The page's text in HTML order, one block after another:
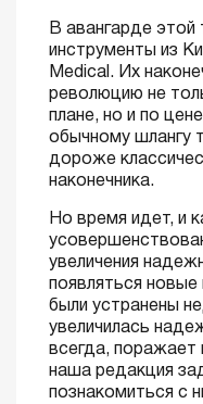
В авангарде этой
инструменты из
Medical. Их
революцию не
плане, но и по
обычному шлангу
дороже
наконечника.
Но время идет, и
увеличения
появляться новые
были устранены
увеличилась
всегда, поражает
наша редакция
познакомиться с